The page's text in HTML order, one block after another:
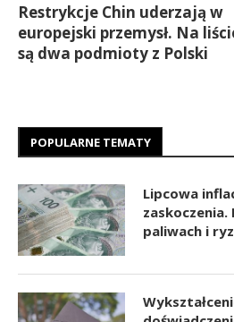
Restrykcje Chin uderzają w
europejski przemysł. Na
są dwa podmioty z Polski
POPULARNE TEMATY
Lipcowa
paliwach i